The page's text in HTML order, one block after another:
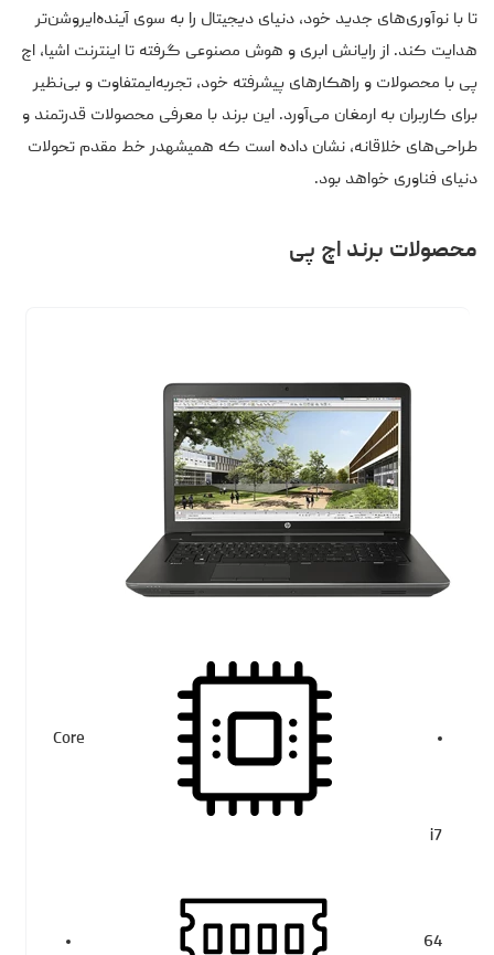
تا با نوآوری‌های جدید خود، دنیای دیجیتال را به سوی آینده‌ایروشن‌تر
هدایت کند. از رایانش ابری و هوش مصنوعی گرفته تا اینترنت اشیا، اچ
پی با محصولات و راهکارهای پیشرفته خود، تجربه‌ایمتفاوت و بی‌نظیر
برای کاربران به ارمغان می‌آورد. این برند با معرفی محصولات قدرتمند و
طراحی‌های خلاقانه، نشان داده است که همیشهدر خط مقدم تحولات
دنیای فناوری خواهد بود.
محصولات برند اچ‌ پی
Core
i7
64